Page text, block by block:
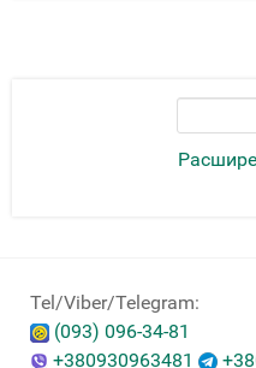
Tel/Viber/Telegram:
(093) 096-34-81
+380930963481